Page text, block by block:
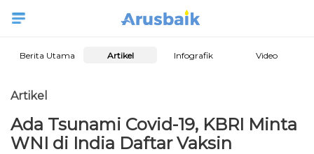
Berita Utama Artikel Infografik Video
Artikel
Ada Tsunami Covid-19, KBRI Minta
WNI di India Daftar Vaksin